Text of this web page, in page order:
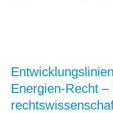
Energien-Recht –